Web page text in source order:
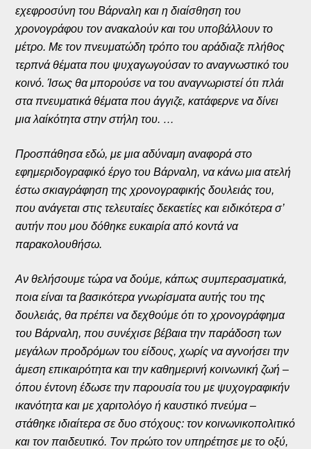
εχεφροσύνη του Βάρναλη και η διαίσθηση του
χρονογράφου τον ανακαλούν και του υποβάλλουν το
μέτρο. Με τον πνευματώδη τρόπο του αράδιαζε πλήθος
τερπνά θέματα που ψυχαγωγούσαν το αναγνωστικό του
κοινό. Ίσως θα μπορούσε να του αναγνωριστεί ότι πλάι
στα πνευματικά θέματα που άγγιζε, κατάφερνε να δίνει
μια λαίκότητα στην στήλη του. …
Προσπάθησα εδώ, με μια αδύναμη αναφορά στο
εφημεριδογραφικό έργο του Βάρναλη, να κάνω μια ατελή
έστω σκιαγράφηση της χρονογραφικής δουλειάς του,
που ανάγεται στις τελευταίες δεκαετίες και ειδικότερα σ’
αυτήν που μου δόθηκε ευκαιρία από κοντά να
παρακολουθήσω.
Αν θελήσουμε τώρα να δούμε, κάπως συμπερασματικά,
ποια είναι τα βασικότερα γνωρίσματα αυτής του της
δουλειάς, θα πρέπει να δεχθούμε ότι το χρονογράφημα
του Βάρναλη, που συνέχισε βέβαια την παράδοση των
μεγάλων προδρόμων του είδους, χωρίς να αγνοήσει την
άμεση επικαιρότητα και την καθημερινή κοινωνική ζωή –
όπου έντονη έδωσε την παρουσία του με ψυχογραφικήν
ικανότητα και με χαριτολόγο ή καυστικό πνεύμα –
στάθηκε ιδιαίτερα σε δυο στόχους: τον κοινωνικοπολιτικό
και τον παιδευτικό. Τον πρώτο τον υπηρέτησε με το οξύ,